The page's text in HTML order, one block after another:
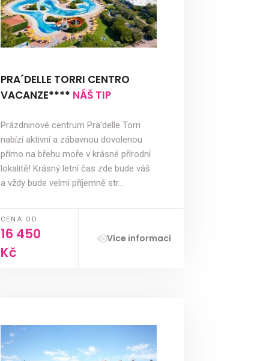
PRA´DELLE TORRI CENTRO
VACANZE**** NÁŠ TIP
Prázdninové centrum Pra'delle Torri
nabízí aktivní a zábavnou dovolenou
přímo na břehu moře v krásné přírodní
lokalitě! Krásný letní čas zde bude váš
a vždy bude velmi příjemně str…
CENA OD
16 450
Kč
Více informací